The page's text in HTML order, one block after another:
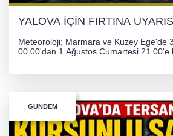
YALOVA İÇİN FIRTINA
Meteoroloji; Marmara ve Kuzey Ege'de
00.00'dan 1 Ağustos Cumartesi 21.00'e
GÜNDEM